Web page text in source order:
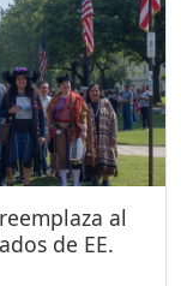
al
de EE.